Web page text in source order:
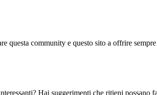
questa community e questo sito a offrire
Hai suggerimenti che ritieni possano